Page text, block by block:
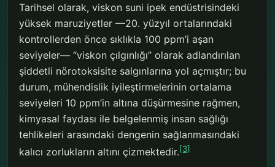
Tarihsel olarak, viskon suni ipek endüstrisindeki
yüksek maruziyetler —20. yüzyıl ortalarındaki
kontrollerden önce sıklıkla 100 ppm’i aşan
seviyeler— “viskon çılgınlığı” olarak adlandırılan
şiddetli nörotoksisite salgınlarına yol açmıştır; bu
durum, mühendislik iyileştirmelerinin ortalama
seviyeleri 10 ppm’in altına düşürmesine rağmen,
kimyasal faydası ile belgelenmiş insan sağlığı
tehlikeleri arasındaki dengenin sağlanmasındaki
kalıcı zorlukların altını çizmektedir.[3]